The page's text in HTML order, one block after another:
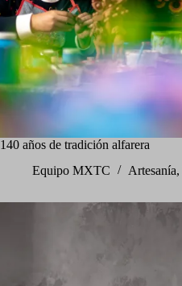
140 años de tradición alfarera
Equipo MXTC
Artesanía,